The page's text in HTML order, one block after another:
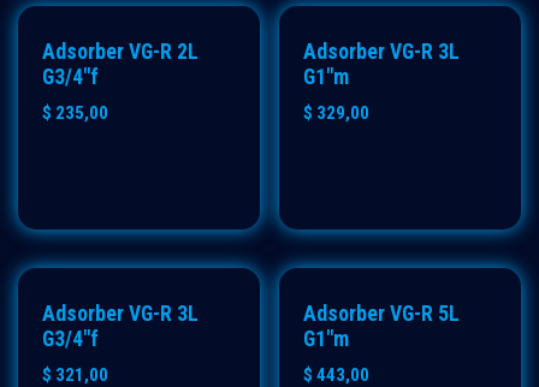
ECO
Adsorber VG-R 2L
G3/4"f
$ 235,00
ECO
Adsorber VG-R 3L
G1"m
$ 329,00
ECO
Adsorber VG-R 3L
G3/4"f
$ 321,00
ECO
Adsorber VG-R 5L
G1"m
$ 443,00